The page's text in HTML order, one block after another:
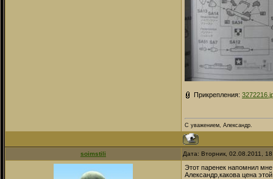
Прикрепления:
С уважением, Александр.
soimstili Дата: Вторник, 02.08.2011,
Этот паренек напомнил
Александр,какова цена